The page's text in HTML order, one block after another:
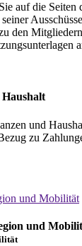
auf die Seiten
den
und
zu
und Mobilität
und